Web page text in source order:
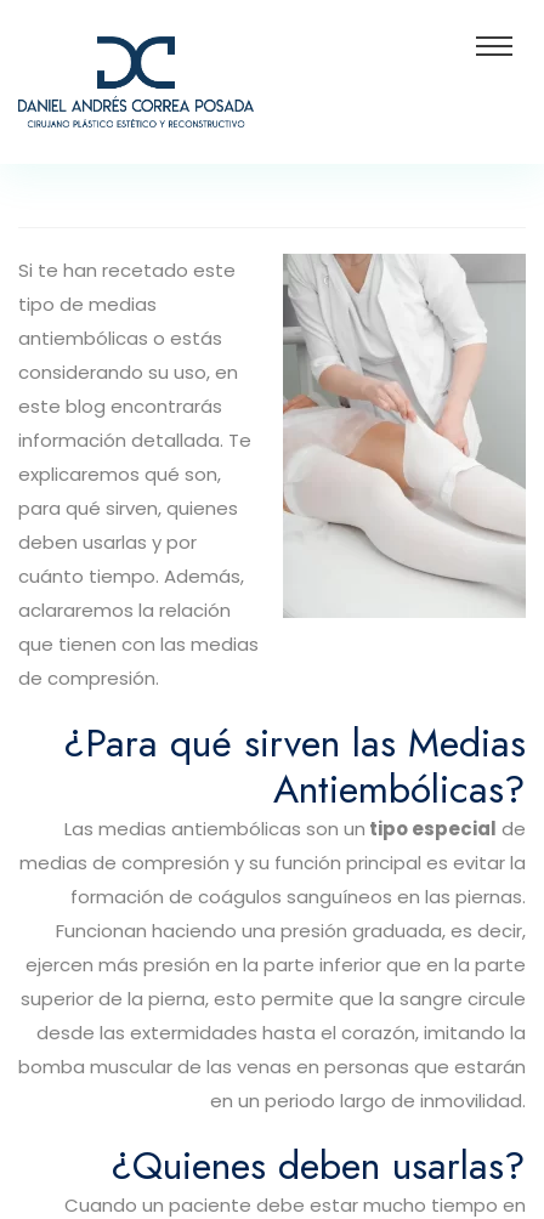
Si te han recetado este
tipo de medias
antiembólicas o estás
considerando su uso, en
este blog encontrarás
información detallada. Te
explicaremos qué son,
para qué sirven, quienes
deben usarlas y por
cuánto tiempo. Además,
aclararemos la relación
que tienen con las medias
de compresión.
¿Para qué sirven las Medias
Antiembólicas?
Las medias antiembólicas son un tipo especial de
medias de compresión y su función principal es evitar la
formación de coágulos sanguíneos en las piernas.
Funcionan haciendo una presión graduada, es decir,
ejercen más presión en la parte inferior que en la parte
superior de la pierna, esto permite que la sangre circule
desde las extermidades hasta el corazón, imitando la
bomba muscular de las venas en personas que estarán
en un periodo largo de inmovilidad.
¿Quienes deben usarlas?
Cuando un paciente debe estar mucho tiempo en